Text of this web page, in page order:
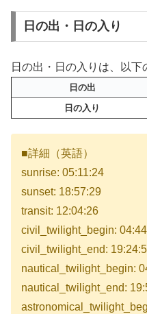
日の出・日の入り
日の出・日の入りは、以下
日の出
日の入り
■詳細（英語）
sunrise: 05:11:24
sunset: 18:57:29
transit: 12:04:26
civil_twilight_begin:
civil_twilight_end:
nautical_twilight_begin:
nautical_twilight_end: